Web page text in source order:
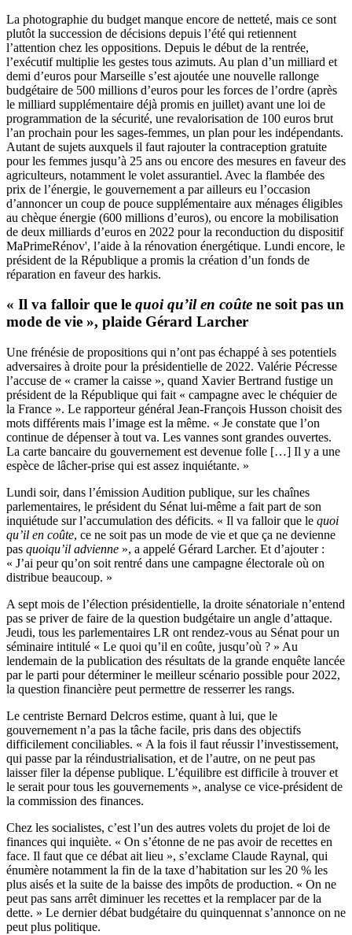
La photographie du budget manque encore de netteté, mais ce sont
plutôt la succession de décisions depuis l’été qui retiennent
l’attention chez les oppositions. Depuis le début de la rentrée,
l’exécutif multiplie les gestes tous azimuts. Au plan d’un milliard et
demi d’euros pour Marseille s’est ajoutée une nouvelle rallonge
budgétaire de 500 millions d’euros pour les forces de l’ordre (après
le milliard supplémentaire déjà promis en juillet) avant une loi de
programmation de la sécurité, une revalorisation de 100 euros brut
l’an prochain pour les sages-femmes, un plan pour les indépendants.
Autant de sujets auxquels il faut rajouter la contraception gratuite
pour les femmes jusqu’à 25 ans ou encore des mesures en faveur des
agriculteurs, notamment le volet assurantiel. Avec la flambée des
prix de l’énergie, le gouvernement a par ailleurs eu l’occasion
d’annoncer un coup de pouce supplémentaire aux ménages éligibles
au chèque énergie (600 millions d’euros), ou encore la mobilisation
de deux milliards d’euros en 2022 pour la reconduction du dispositif
MaPrimeRénov', l’aide à la rénovation énergétique. Lundi encore, le
président de la République a promis la création d’un fonds de
réparation en faveur des harkis.
« Il va falloir que le quoi qu’il en coûte ne soit pas un
mode de vie », plaide Gérard Larcher
Une frénésie de propositions qui n’ont pas échappé à ses potentiels
adversaires à droite pour la présidentielle de 2022. Valérie Pécresse
l’accuse de « cramer la caisse », quand Xavier Bertrand fustige un
président de la République qui fait « campagne avec le chéquier de
la France ». Le rapporteur général Jean-François Husson choisit des
mots différents mais l’image est la même. « Je constate que l’on
continue de dépenser à tout va. Les vannes sont grandes ouvertes.
La carte bancaire du gouvernement est devenue folle […] Il y a une
espèce de lâcher-prise qui est assez inquiétante. »
Lundi soir, dans l’émission Audition publique, sur les chaînes
parlementaires, le président du Sénat lui-même a fait part de son
inquiétude sur l’accumulation des déficits. « Il va falloir que le quoi
qu’il en coûte, ce ne soit pas un mode de vie et que ça ne devienne
pas quoiqu’il advienne », a appelé Gérard Larcher. Et d’ajouter :
« J’ai peur qu’on soit rentré dans une campagne électorale où on
distribue beaucoup. »
A sept mois de l’élection présidentielle, la droite sénatoriale n’entend
pas se priver de faire de la question budgétaire un angle d’attaque.
Jeudi, tous les parlementaires LR ont rendez-vous au Sénat pour un
séminaire intitulé « Le quoi qu’il en coûte, jusqu’où ? » Au
lendemain de la publication des résultats de la grande enquête lancée
par le parti pour déterminer le meilleur scénario possible pour 2022,
la question financière peut permettre de resserrer les rangs.
Le centriste Bernard Delcros estime, quant à lui, que le
gouvernement n’a pas la tâche facile, pris dans des objectifs
difficilement conciliables. « A la fois il faut réussir l’investissement,
qui passe par la réindustrialisation, et de l’autre, on ne peut pas
laisser filer la dépense publique. L’équilibre est difficile à trouver et
le serait pour tous les gouvernements », analyse ce vice-président de
la commission des finances.
Chez les socialistes, c’est l’un des autres volets du projet de loi de
finances qui inquiète. « On s’étonne de ne pas avoir de recettes en
face. Il faut que ce débat ait lieu », s’exclame Claude Raynal, qui
énumère notamment la fin de la taxe d’habitation sur les 20 % les
plus aisés et la suite de la baisse des impôts de production. « On ne
peut pas sans arrêt diminuer les recettes et la remplacer par de la
dette. » Le dernier débat budgétaire du quinquennat s’annonce on ne
peut plus politique.